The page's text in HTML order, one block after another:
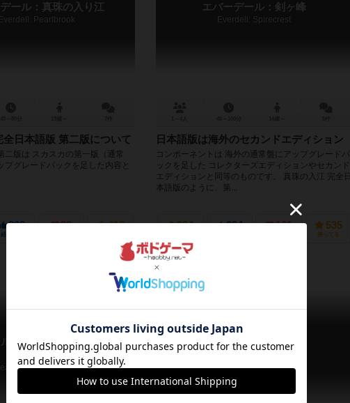
ール：真珠の入り江
Everdell: Pearlbrook
全日本語版 第二版について
二版は スカスカの第一版（通常
プグレードパックを足した内容と
362
経験あり
98 418
エバーデール：剣ヶ峰
Everdell: Spirecrest
日本語版は海外のセカンドエディション
コンポーネントは 海外の通常盤にアップグレードパ
ックを足した コレクターズエディションやセカンド
エディションと同等のものです。 真珠の入江 完全日
本語版のように、第...
204 294 101 535
持ってる
：真珠の入り江 第2版
– Collector's Edition
エバーデール